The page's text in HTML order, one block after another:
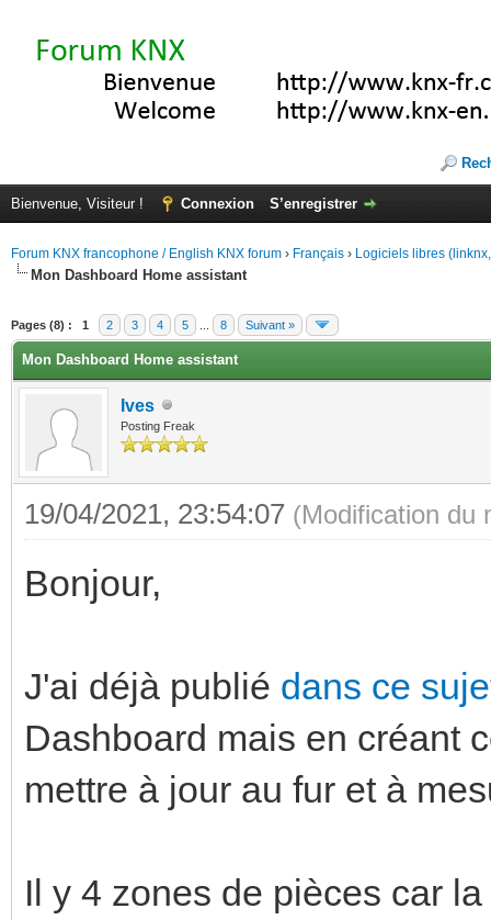
Bienvenue, Visiteur ! Connexion S’enregistrer
Forum KNX francophone / English KNX forum › Français › Logiciels libres
Mon Dashboard Home assistant
Pages (8) : 1 2 3 4 5 8 Suivant »
Mon Dashboard Home assistant
Ives
Posting Freak
19/04/2021, 23:54:07 (Modification du
Bonjour,
J'ai déjà publié dans ce
Dashboard mais en créant
mettre à jour au fur et à
Il y 4 zones de pièces car